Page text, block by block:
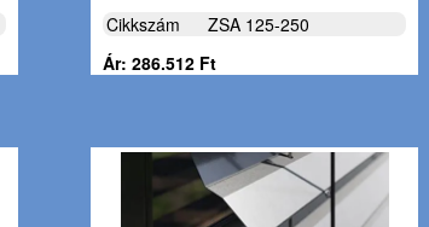
Cikkszám
ZSA 125-250
Ár: 286.512 Ft